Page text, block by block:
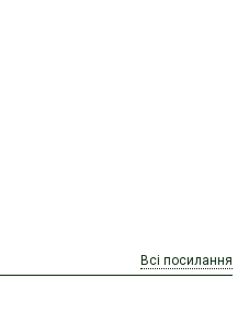
Всі посилання